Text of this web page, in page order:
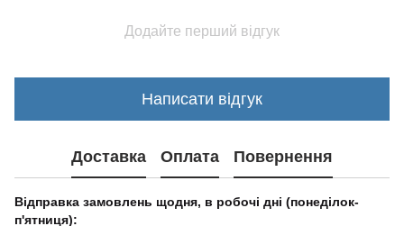
Додайте перший відгук
Написати відгук
Доставка Оплата Повернення
Відправка замовлень щодня, в робочі дні (понеділок-
п'ятниця):